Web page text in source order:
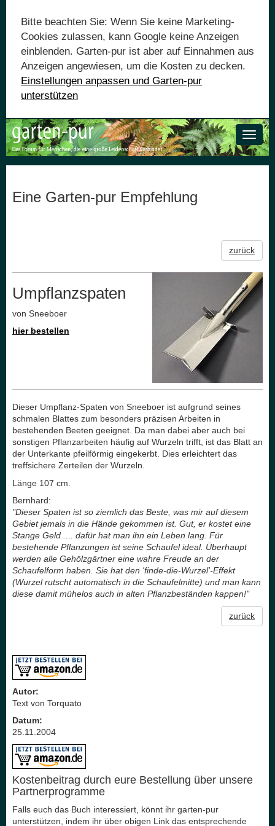
Bitte beachten Sie: Wenn Sie keine Marketing-
Cookies zulassen, kann Google keine Anzeigen
einblenden. Garten-pur ist aber auf Einnahmen aus
Anzeigen angewiesen, um die Kosten zu decken.
Einstellungen anpassen und Garten-pur
unterstützen
Toggle
Eine Garten-pur Empfehlung
zurück
Umpflanzspaten
von Sneeboer
hier bestellen
Dieser Umpflanz-Spaten von Sneeboer ist aufgrund seines
schmalen Blattes zum besonders präzisen Arbeiten in
bestehenden Beeten geeignet. Da man dabei aber auch bei
sonstigen Pflanzarbeiten häufig auf Wurzeln trifft, ist das Blatt an
der Unterkante pfeilförmig eingekerbt. Dies erleichtert das
treffsichere Zerteilen der Wurzeln.
Länge 107 cm.
Bernhard:
"Dieser Spaten ist so ziemlich das Beste, was mir auf diesem
Gebiet jemals in die Hände gekommen ist. Gut, er kostet eine
Stange Geld .... dafür hat man ihn ein Leben lang. Für
bestehende Pflanzungen ist seine Schaufel ideal. Überhaupt
werden alle Gehölzgärtner eine wahre Freude an der
Schaufelform haben. Sie hat den 'finde-die-Wurzel'-Effekt
(Wurzel rutscht automatisch in die Schaufelmitte) und man kann
diese damit mühelos auch in alten Pflanzbeständen kappen!"
zurück
Autor:
Text von Torquato
Datum:
25.11.2004
Kostenbeitrag durch eure Bestellung über unsere
Partnerprogramme
Falls euch das Buch interessiert, könnt ihr garten-pur
unterstützen, indem ihr über obigen Link das entsprechende